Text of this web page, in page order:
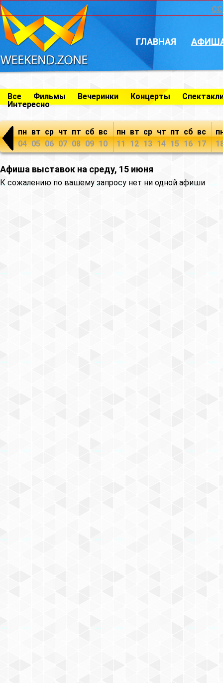
ГЛАВНАЯ
Все Фильмы Вечеринки Концерты
Интересно
пн
04
вт
05
ср
06
чт
07
пт
08
сб
09
вс
10
пн
11
вт
12
ср
13
чт
14
пт
15
сб
16
вс
17
Афиша выставок на среду, 15 июня
К сожалению по вашему запросу нет ни одной афиши